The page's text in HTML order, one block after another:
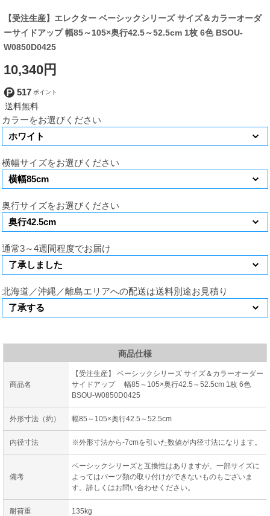
【受注生産】エレクター ベーシックシリーズ サイズ＆カラーオーダ
ーサイドアップ 幅85～105×奥行42.5～52.5cm 1枚 6色 BSOU-
W0850D0425
10,340円
517
カラーをお選びください
横幅サイズをお選びください
奥行サイズをお選びください
通常3～4週間程度でお届け
北海道／沖縄／離島エリアへの配送は送料別途お見積り
商品仕様
商品名
【受注生産】 ベーシックシリーズ サイズ＆カラーオーダー
サイドアップ 幅85～105×奥行42.5～52.5cm 1枚 6色
BSOU-W0850D0425
外形寸法（約） 幅85～105×奥行42.5～52.5cm
内径寸法 ※外形寸法から-7cmを引いた数値が内径寸法になります。
備考
ベーシックシリーズと互換性はありますが、一部サイズに
よってはパーツ類の取り付けができないものもございま
す。詳しくはお問い合わせください。
耐荷重 135kg